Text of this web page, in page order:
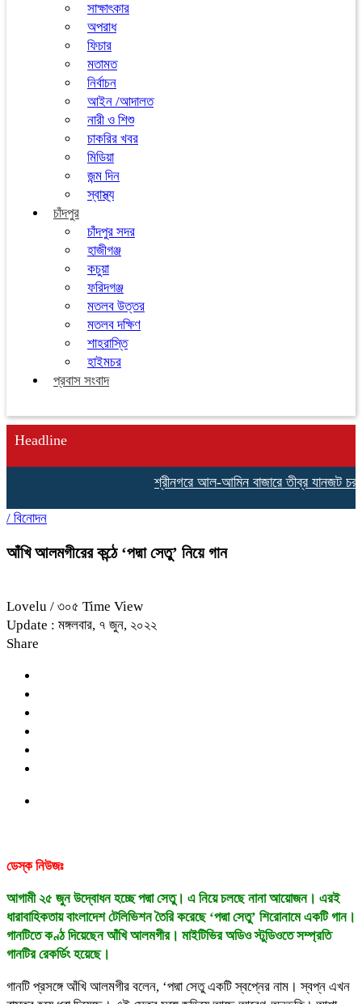
সাক্ষাৎকার
অপরাধ
ফিচার
মতামত
নির্বাচন
আইন /আদালত
নারী ও শিশু
চাকরির খবর
মিডিয়া
জন্ম দিন
স্বাস্থ্য
চাঁদপুর
চাঁদপুর সদর
হাজীগঞ্জ
কচুয়া
ফরিদগঞ্জ
মতলব উত্তর
মতলব দক্ষিণ
শাহরাস্তি
হাইমচর
প্রবাস সংবাদ
Headline
শ্রীনগরে আল-আমিন বাজারে তীব্র যানজট চরম
/ বিনোদন
আঁখি আলমগীরের কন্ঠে ‘পদ্মা সেতু’ নিয়ে গান
Lovelu / ৩০৫ Time View
Update : মঙ্গলবার, ৭ জুন, ২০২২
Share
ডেস্ক নিউজঃ
আগামী ২৫ জুন উদ্বোধন হচ্ছে পদ্মা সেতু। এ নিয়ে চলছে নানা আয়োজন। এরই
ধারাবাহিকতায় বাংলাদেশ টেলিভিশন তৈরি করেছে ‘পদ্মা সেতু’ শিরোনামে একটি গান।
গানটিতে কণ্ঠ দিয়েছেন আঁখি আলমগীর। মাইটিভির অডিও স্টুডিওতে সম্প্রতি
গানটির রেকর্ডিং হয়েছে।
গানটি প্রসঙ্গে আঁখি আলমগীর বলেন, ‘পদ্মা সেতু একটি স্বপ্নের নাম। স্বপ্ন এখন